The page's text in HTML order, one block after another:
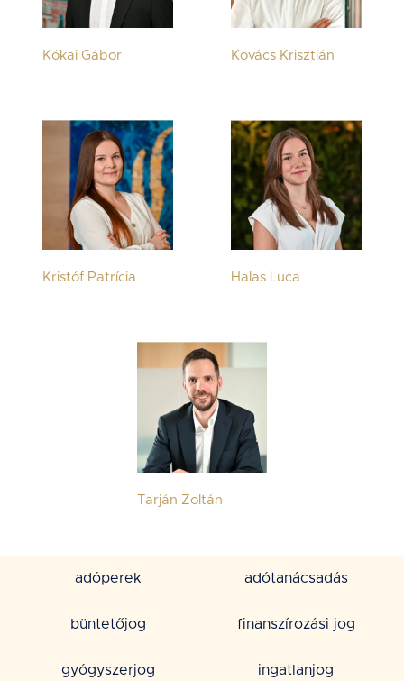
Kókai Gábor Kovács Krisztián
Kristóf Patrícia Halas Luca
Tarján Zoltán
adóperek adótanácsadás
büntetőjog finanszírozási jog
gyógyszerjog ingatlanjog